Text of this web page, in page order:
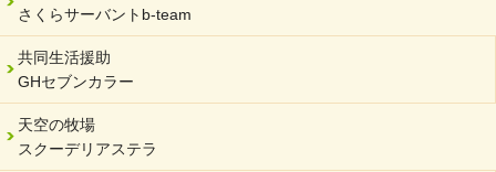
さくらサーバントb-team
共同生活援助
GHセブンカラー
天空の牧場
スクーデリアステラ